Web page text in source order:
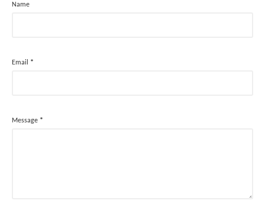
Name
Email *
Message *